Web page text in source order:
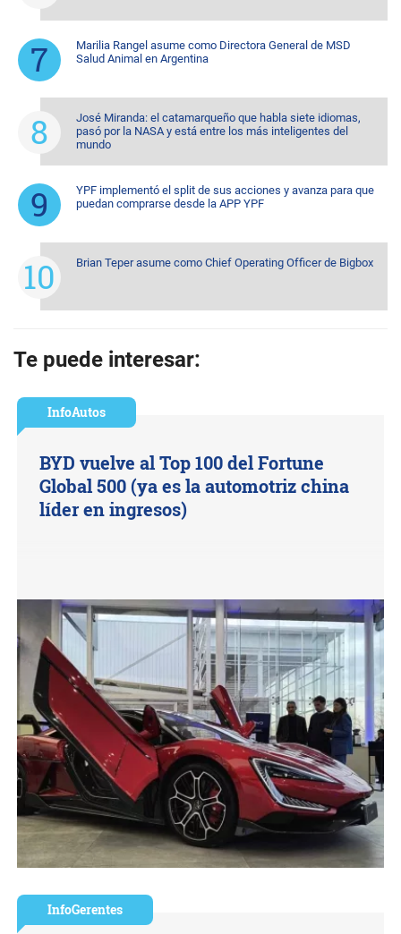
Marilia Rangel asume como Directora General de MSD
Salud Animal en Argentina
José Miranda: el catamarqueño que habla siete idiomas,
pasó por la NASA y está entre los más inteligentes del
mundo
YPF implementó el split de sus acciones y avanza para que
puedan comprarse desde la APP YPF
Brian Teper asume como Chief Operating Officer de Bigbox
Te puede interesar:
InfoAutos
BYD vuelve al Top 100 del Fortune
Global 500 (ya es la automotriz china
líder en ingresos)
InfoGerentes